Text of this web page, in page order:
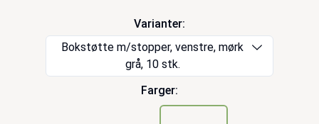
Varianter:
Bokstøtte m/stopper, venstre, mørk
grå, 10 stk.
Farger: